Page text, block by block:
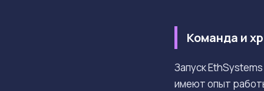
Команда и
Запуск
имеют опыт